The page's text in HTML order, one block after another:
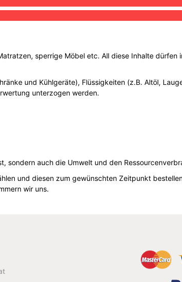
sperrige Möbel etc. All diese Inhalte dürfen
und Kühlgeräte), Flüssigkeiten (z.B. Altöl,
unterzogen werden.
auch die Umwelt und den
und diesen zum gewünschten Zeitpunkt
wir uns.